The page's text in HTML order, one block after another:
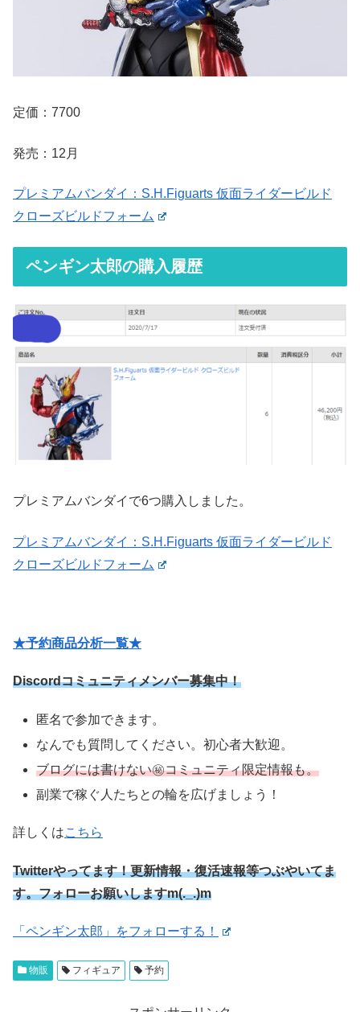
定価：7700
発売：12月
プレミアムバンダイ：S.H.Figuarts 仮面ライダービルド
クローズビルドフォーム
ペンギン太郎の購入履歴
プレミアムバンダイで6つ購入しました。
プレミアムバンダイ：S.H.Figuarts 仮面ライダービルド
クローズビルドフォーム
★予約商品分析一覧★
Discordコミュニティメンバー募集中！
匿名で参加できます。
なんでも質問してください。初心者大歓迎。
ブログには書けない㊙コミュニティ限定情報も。
副業で稼ぐ人たちとの輪を広げましょう！
詳しくはこちら
Twitterやってます！更新情報・復活速報等つぶやいてま
す。フォローお願いしますm(._.)m
「ペンギン太郎」をフォローする！
物販 フィギュア 予約